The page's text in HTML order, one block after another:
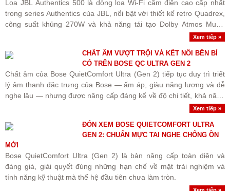
Loa JBL Authentics 500 là dòng loa Wi-Fi cắm điện cao cấp nhất
trong series Authentics của JBL, nổi bật với thiết kế retro Quadrex,
công suất khủng 270W và khả năng tái tạo Dolby Atmos Music
Xem tiếp »
CHẤT ÂM VƯỢT TRỘI VÀ KẾT NỐI BỀN BỈ
CÓ TRÊN BOSE QC ULTRA GEN 2
Chất âm của Bose QuietComfort Ultra (Gen 2) tiếp tục duy trì triết
lý âm thanh đặc trưng của Bose — ấm áp, giàu năng lượng và dễ
nghe lâu — nhưng được nâng cấp đáng kể về độ chi tiết, khả năng
Xem tiếp »
ĐÓN XEM BOSE QUIETCOMFORT ULTRA
GEN 2: CHUẨN MỰC TAI NGHE CHỐNG ỒN
MỚI
Bose QuietComfort Ultra (Gen 2) là bản nâng cấp toàn diện và
đáng giá, giải quyết đúng những hạn chế về mặt trải nghiệm và
tính năng kỹ thuật mà thế hệ đầu tiên chưa làm tròn.
Xem tiếp »